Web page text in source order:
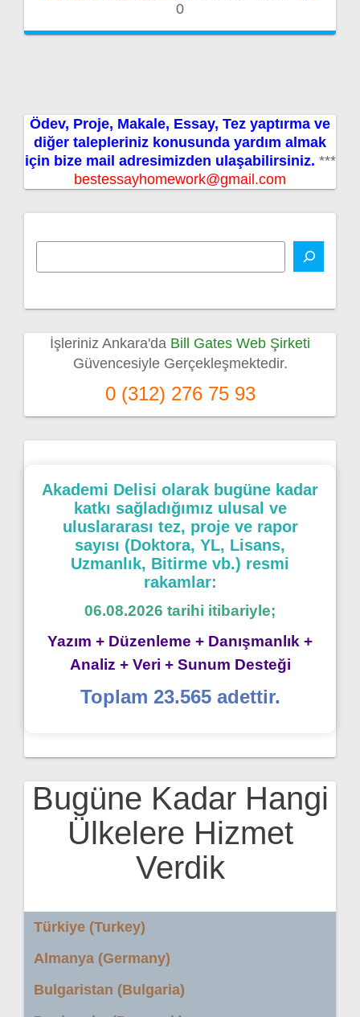
0
Ödev, Proje, Makale, Essay, Tez yaptırma ve
diğer talepleriniz konusunda yardım almak
için bize mail adresimizden ulaşabilirsiniz. ***
bestessayhomework@gmail.com
İşleriniz Ankara'da Bill Gates Web Şirketi
Güvencesiyle Gerçekleşmektedir.
0 (312) 276 75 93
Akademi Delisi olarak bugüne kadar
katkı sağladığımız ulusal ve
uluslararası tez, proje ve rapor
sayısı (Doktora, YL, Lisans,
Uzmanlık, Bitirme vb.) resmi
rakamlar:
06.08.2026 tarihi itibariyle;
Yazım + Düzenleme + Danışmanlık +
Analiz + Veri + Sunum Desteği
Toplam 23.565 adettir.
Bugüne Kadar Hangi
Ülkelere Hizmet
Verdik
Türkiye (Turkey)
Almanya (Germany)
Bulgaristan (Bulgaria)